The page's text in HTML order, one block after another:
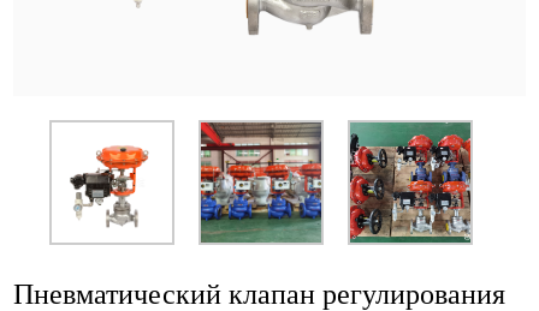
Новости
Контакт
Пневматический клапан регулирования